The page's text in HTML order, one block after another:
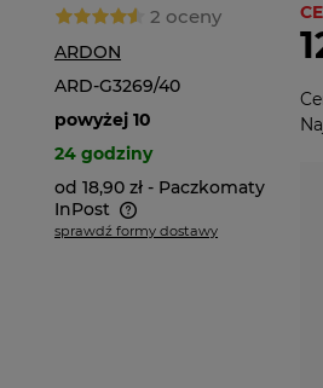
2 oceny
ARDON
ARD-G3269/40
powyżej 10
24 godziny
od 18,90 zł - Paczkomaty
InPost
sprawdź formy dostawy